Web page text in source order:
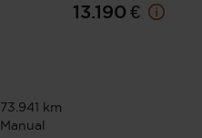
13.190 €
73.941 km
Manual